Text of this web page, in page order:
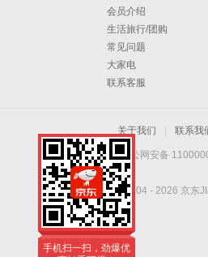
会员介绍
生活旅行/团购
常见问题
大家电
联系客服
关于我们 联系我
京公网安备
Copyright © 2004 - 2026 京东
手机扫一扫，劲爆优
惠触手可得！
手机扫一扫，劲爆优